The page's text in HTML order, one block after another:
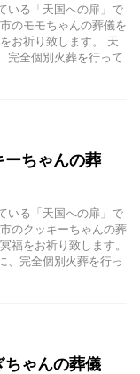
いる「天国への扉」で
のモモちゃんの葬儀を
お祈り致します。 天
完全個別火葬を行って
ーちゃんの葬
いる「天国への扉」で
のクッキーちゃんの葬
福をお祈り致します。
、完全個別火葬を行っ
ちゃんの葬儀